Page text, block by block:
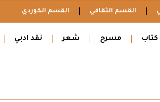
القسم الثقافي القسم الكوردي
كتاب مسرح شعر نقد ادبي